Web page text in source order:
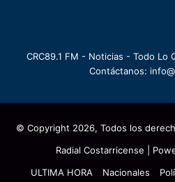
CRC89.1 FM - Noticias - Todo Lo
Contáctanos:
© Copyright 2026, Todos los
Radial Costarricense |
ULTIMA HORA
Nacionales